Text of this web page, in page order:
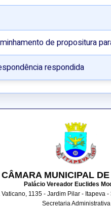
de propositura
respondida
CÂMARA MUNICIPAL
Palácio Vereador Euclides
1135 - Jardim Pilar - Itapeva
Secretaria Administrativa